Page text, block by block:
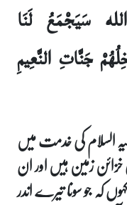
سَيَجْمَعُ لَنَا
جَنَّاتِ النَّعِيمِ
السلام کی خدمت میں
زمین ہیں اور ان
کہ جو سونا تیرے اندر